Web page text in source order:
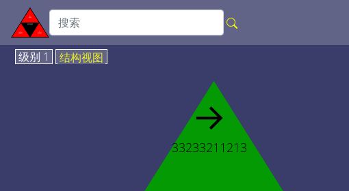
级别 1 结构视图
→
33233211213